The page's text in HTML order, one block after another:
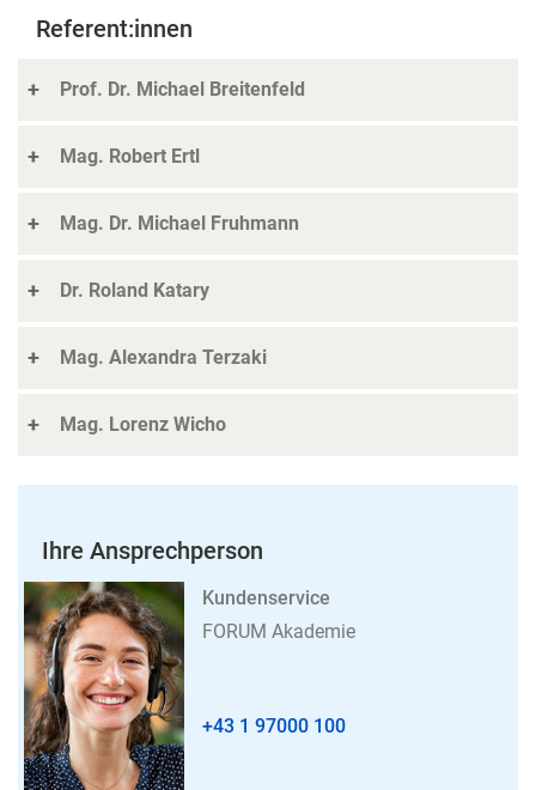
Referent:innen
Prof. Dr. Michael Breitenfeld
Mag. Robert Ertl
Mag. Dr. Michael Fruhmann
Dr. Roland Katary
Mag. Alexandra Terzaki
Mag. Lorenz Wicho
Ihre Ansprechperson
Kundenservice
FORUM Akademie
+43 1 97000 100